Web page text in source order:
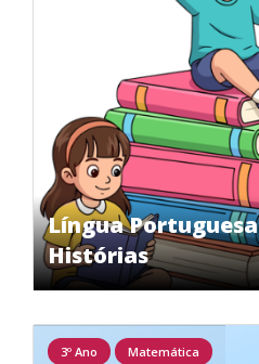
Língua
Histórias
3º Ano Matemática